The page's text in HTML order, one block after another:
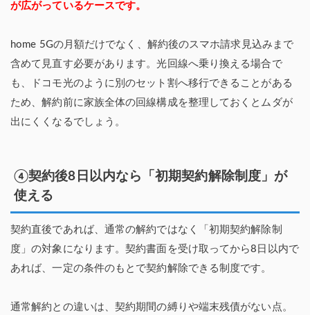
が広がっているケースです。
home 5Gの月額だけでなく、解約後のスマホ請求見込みまで
含めて見直す必要があります。光回線へ乗り換える場合で
も、ドコモ光のように別のセット割へ移行できることがある
ため、解約前に家族全体の回線構成を整理しておくとムダが
出にくくなるでしょう。
④契約後8日以内なら「初期契約解除制度」が
使える
契約直後であれば、通常の解約ではなく「初期契約解除制
度」の対象になります。契約書面を受け取ってから8日以内で
あれば、一定の条件のもとで契約解除できる制度です。
通常解約との違いは、契約期間の縛りや端末残債がない点。